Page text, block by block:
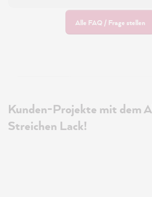
Alle FAQ / Frage stellen
Kunden-Projekte mit dem
Streichen Lack!